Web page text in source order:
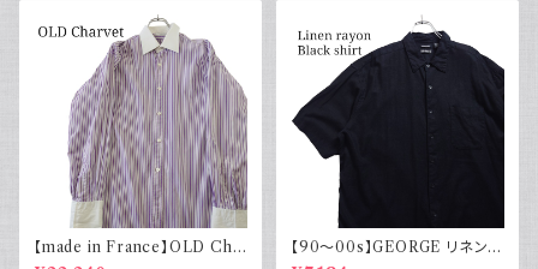
【made in France】OLD Cha
rvet ストライプ 切り替え 紫
【90～00s】GEORGE リネンレ
ーヨンシャツ 黒 ボックスシルエ